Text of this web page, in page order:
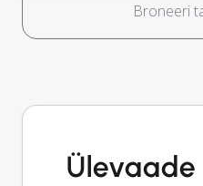
Broneeri
Ülevaade